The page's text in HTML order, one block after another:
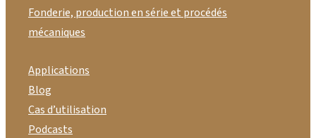
Fonderie, production en série et procédés
mécaniques
Applications
Blog
Cas d’utilisation
Podcasts